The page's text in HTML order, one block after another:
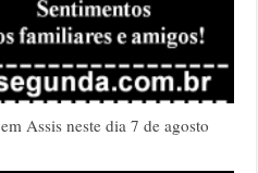
Assis neste dia 7 de agosto